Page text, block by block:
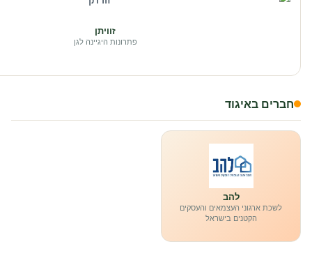
זוויתן
פתרונות היגיינה לגן
חברים באיגוד
להב
לשכת ארגוני העצמאים והעסקים
הקטנים בישראל